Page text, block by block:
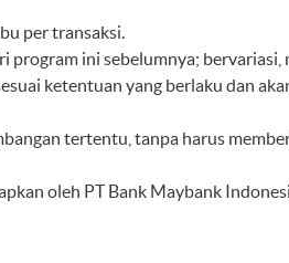
per transaksi.
ini sebelumnya; bervariasi,
ketentuan yang berlaku dan
tertentu, tanpa harus
oleh PT Bank Maybank